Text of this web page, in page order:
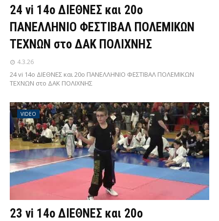
24 vi 14ο ΔΙΕΘΝΕΣ και 20ο
ΠΑΝΕΛΛΗΝΙΟ ΦΕΣΤΙΒΑΛ ΠΟΛΕΜΙΚΩΝ
ΤΕΧΝΩΝ στο ΔΑΚ ΠΟΛΙΧΝΗΣ
4.3.26
24 vi 14ο ΔΙΕΘΝΕΣ και 20ο ΠΑΝΕΛΛΗΝΙΟ ΦΕΣΤΙΒΑΛ ΠΟΛΕΜΙΚΩΝ
ΤΕΧΝΩΝ στο ΔΑΚ ΠΟΛΙΧΝΗΣ
VIDEO
23 vi 14ο ΔΙΕΘΝΕΣ και 20ο